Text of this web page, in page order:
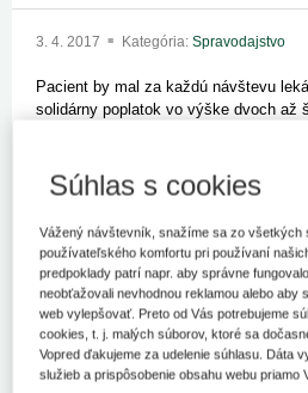
3. 4. 2017 Kategória: Spravodajstvo
Pacient by mal za každú návštevu
solidárny poplatok vo výške dvoch až
lekára zaplatiť takzvaný solidárny
štyroch eur. Navrhujú to
rozumne vysvetliť. Takýmto
peniaze do svojich ambulancií.
Solidárny poplatok si má
"bezprostredné krízové riešenie
ambulantnej starostlivosti".
totiž podľa nich pacient na sebe
dostatočne financované".
Súhlas s cookies
Vážený návštevník, snažíme sa zo všetkých
používateľského komfortu pri používaní
predpoklady patrí napr. aby správne
neobťažovali nevhodnou reklamou alebo aby
web vylepšovať. Preto od Vás potrebujeme
cookies, t. j. malých súborov, ktoré sa
Vopred ďakujeme za udelenie súhlasu. Dáta
služieb a prispôsobenie obsahu webu priamo